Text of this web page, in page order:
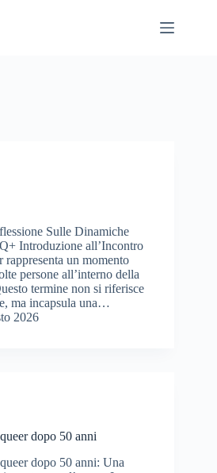
Sulle Dinamiche
Introduzione all’Incontro
rappresenta un momento
persone all’interno della
termine non si riferisce
ma incapsula una…
2026
dopo 50 anni
dopo 50 anni: Una